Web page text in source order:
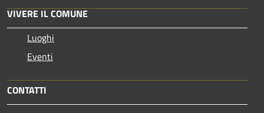
VIVERE IL COMUNE
Luoghi
Eventi
CONTATTI